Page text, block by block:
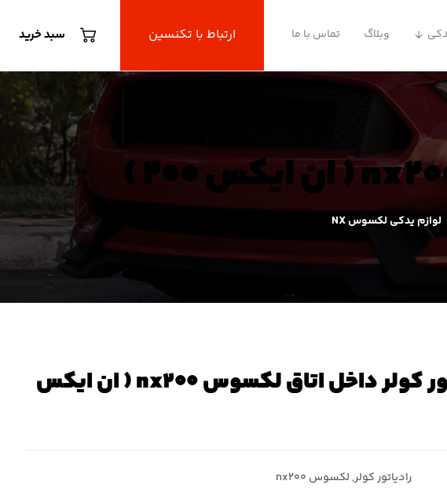
سبد خرید ارتباط با تکنسین وبلاگ تماس با ما
لوازم یدکی لکسوس NX
رادیاتور کولر داخل اتاق لکسوس nx۲۰۰ ( ان ایکس
رادیاتور کولر, لکسوس nx۲۰۰